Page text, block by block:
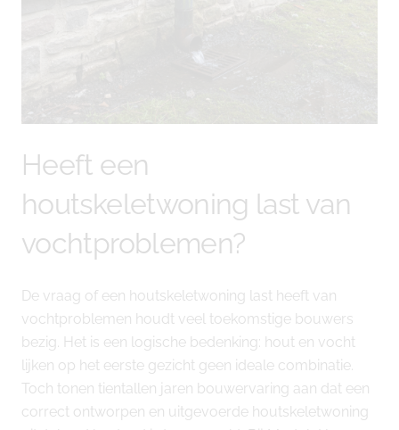
Heeft een
houtskeletwoning last van
vochtproblemen?
De vraag of een houtskeletwoning last heeft van
vochtproblemen houdt veel toekomstige bouwers
bezig. Het is een logische bedenking: hout en vocht
lijken op het eerste gezicht geen ideale combinatie.
Toch tonen tientallen jaren bouwervaring aan dat een
correct ontworpen en uitgevoerde houtskeletwoning